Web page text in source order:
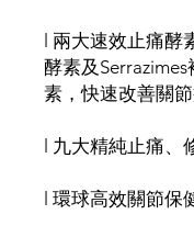
l 兩大速效止痛酵
酵素及
素，快速改善關
l 九大精純止痛、
l 環球高效關節保